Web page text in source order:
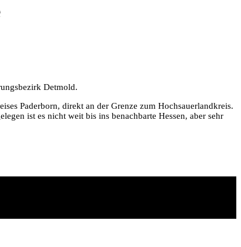
Detmold.
Paderborn, direkt an der Grenze zum Hochsauerlandkreis.
ist es nicht weit bis ins benachbarte Hessen, aber sehr